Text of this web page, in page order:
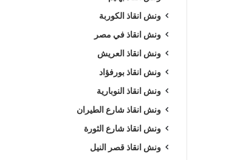
ونش انقاذ الكوربة
ونش انقاذ في مصر
ونش انقاذ العريش
ونش انقاذ بورفؤاد
ونش انقاذ النوبارية
ونش انقاذ شارع الطيران
ونش انقاذ شارع الثورة
ونش انقاذ قصر النيل